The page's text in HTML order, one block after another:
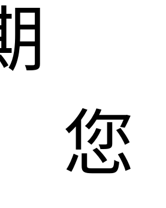
您